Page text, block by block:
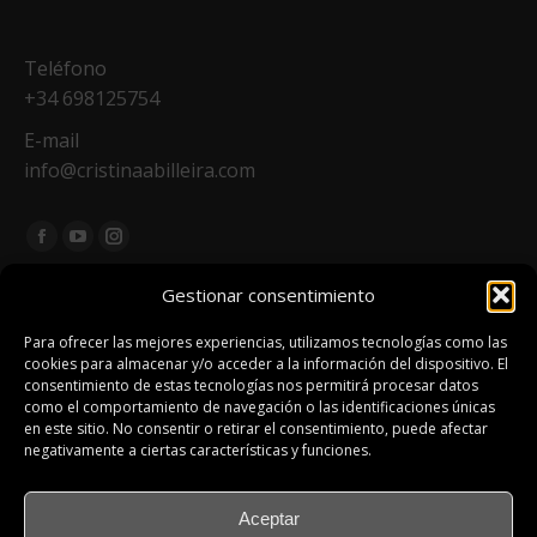
Gestionar consentimiento
Para ofrecer las mejores experiencias, utilizamos tecnologías como las
cookies para almacenar y/o acceder a la información del dispositivo. El
consentimiento de estas tecnologías nos permitirá procesar datos
como el comportamiento de navegación o las identificaciones únicas
en este sitio. No consentir o retirar el consentimiento, puede afectar
negativamente a ciertas características y funciones.
Aceptar
Teléfono
+34 698125754
E-mail
info@cristinaabilleira.com
Encuéntranos en:
Facebook
in
new
window
YouTube
in
new
window
Instagram
in
new
window
No te pierdas nada, suscríbete!!
Newsletter
"La belleza del mundo natural está en los
detalles"
Natalie Angier